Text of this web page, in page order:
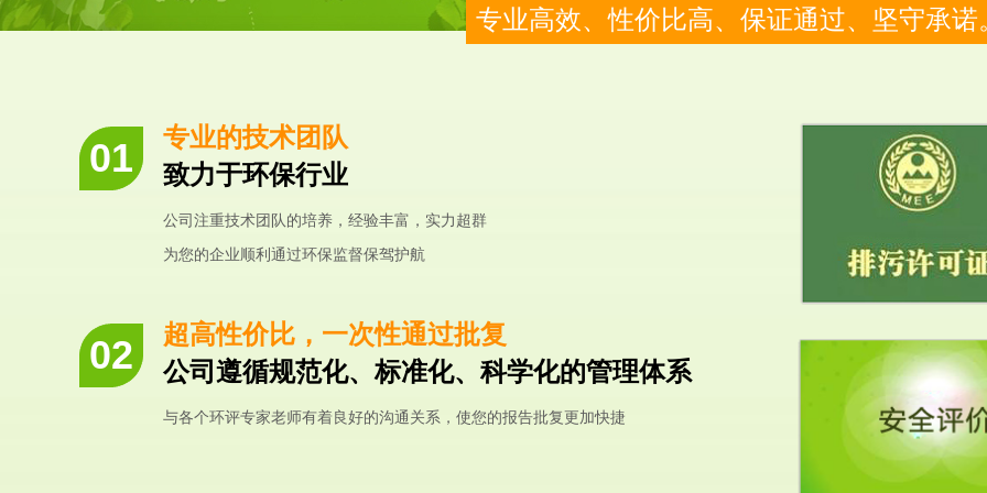
专业高效、性价比高、保证通过、坚守承诺
专业的技术团队
致力于环保行业
公司注重技术团队的培养，经验丰富，实力超群
为您的企业顺利通过环保监督保驾护航
超高性价比，一次性通过批复
公司遵循规范化、标准化、科学化的管理体系
与各个环评专家老师有着良好的沟通关系，使您的报告批复更加快捷